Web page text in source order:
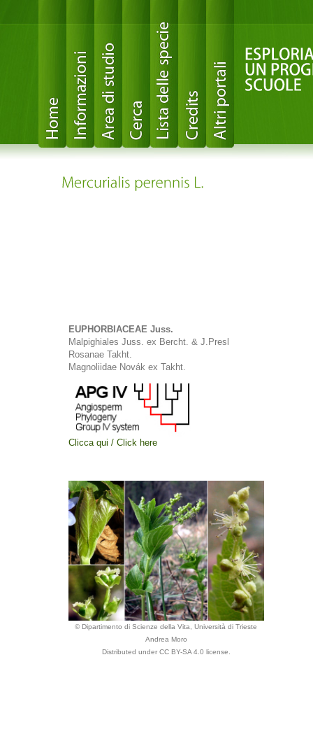
EUPHORBIACEAE Juss.
Malpighiales Juss. ex Bercht. & J.Presl
Rosanae Takht.
Magnoliidae Novák ex Takht.
Clicca qui / Click here
© Dipartimento di Scienze della Vita, Università di Trieste
Andrea Moro
Distributed under CC BY-SA 4.0 license.